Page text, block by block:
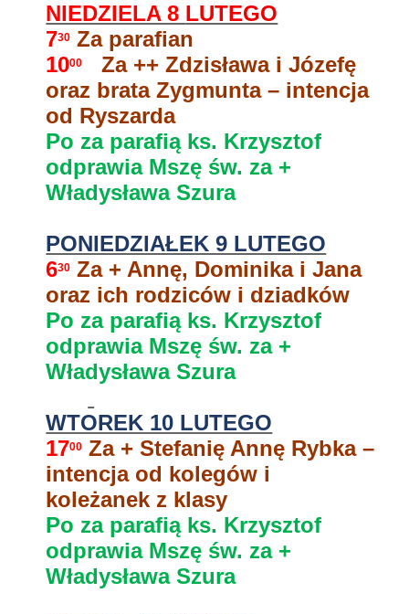
NIEDZIELA 8 LUTEGO
730 Za parafian
1000
Za ++ Zdzisława i Józefę
oraz brata Zygmunta – intencja
od Ryszarda
Po za parafią ks. Krzysztof
odprawia Mszę św. za +
Władysława Szura
PONIEDZIAŁEK 9 LUTEGO
630 Za + Annę, Dominika i Jana
oraz ich rodziców i dziadków
Po za parafią ks. Krzysztof
odprawia Mszę św. za +
Władysława Szura
WTOREK 10 LUTEGO
1700 Za +Stefanię Annę Rybka –
intencja od kolegów i
koleżanek z klasy
Po za parafią ks. Krzysztof
odprawia Mszę św. za +
Władysława Szura